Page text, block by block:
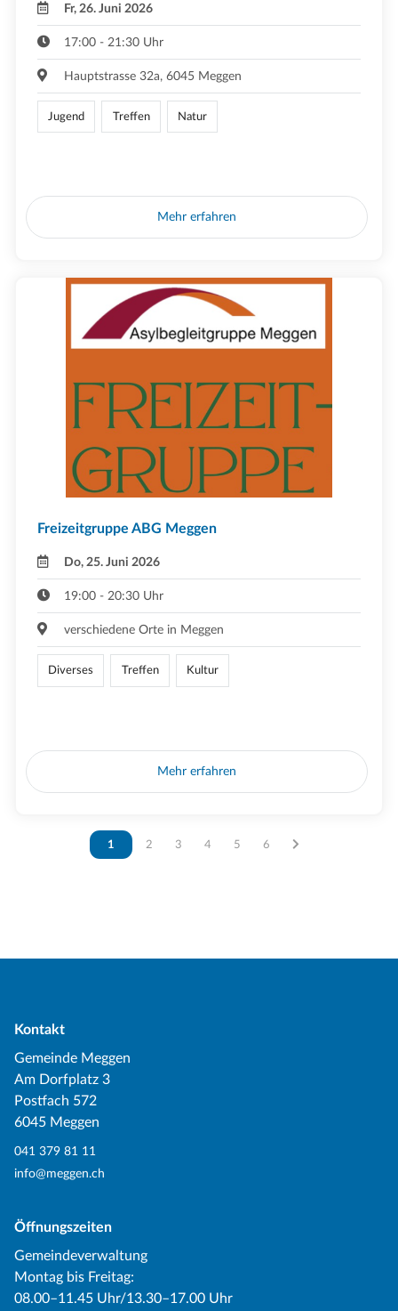
Fr, 26. Juni 2026
17:00 - 21:30 Uhr
Hauptstrasse 32a, 6045 Meggen
Jugend Treffen Natur
Mehr erfahren
Freizeitgruppe ABG Meggen
Do, 25. Juni 2026
19:00 - 20:30 Uhr
verschiedene Orte in Meggen
Diverses Treffen Kultur
Mehr erfahren
Vous êtes sur la page
1 Vous êtes sur la page
2 Vous êtes sur la page
3 Vous êtes sur la page
4 Vous êtes sur la page
5 Vous êtes sur la page
6
Kontakt
Gemeinde Meggen
Am Dorfplatz 3
Postfach 572
6045 Meggen
041 379 81 11
info@meggen.ch
Öffnungszeiten
Gemeindeverwaltung
Montag bis Freitag:
08.00–11.45 Uhr/13.30–17.00 Uhr